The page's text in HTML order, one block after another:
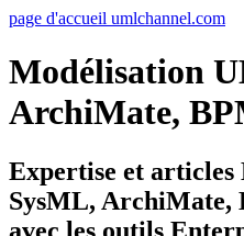
page d'accueil umlchannel.com
Modélisation
ArchiMate,
Expertise et
SysML, ArchiMate,